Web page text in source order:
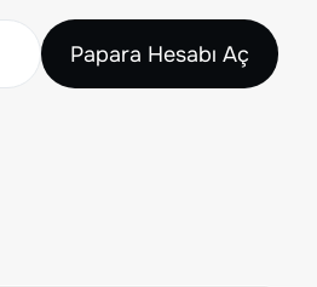
Papara Hesabı Aç